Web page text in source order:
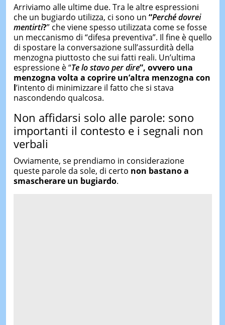
Arriviamo alle ultime due. Tra le altre espressioni
che un bugiardo utilizza, ci sono un “Perché dovrei
mentirti?” che viene spesso utilizzata come se fosse
un meccanismo di “difesa preventiva”. Il fine è quello
di spostare la conversazione sull’assurdità della
menzogna piuttosto che sui fatti reali. Un’ultima
espressione è “Te lo stavo per dire”, ovvero una
menzogna volta a coprire un’altra menzogna con
l’intento di minimizzare il fatto che si stava
nascondendo qualcosa.
Non affidarsi solo alle parole: sono
importanti il contesto e i segnali non
verbali
Ovviamente, se prendiamo in considerazione
queste parole da sole, di certo non bastano a
smascherare un bugiardo.